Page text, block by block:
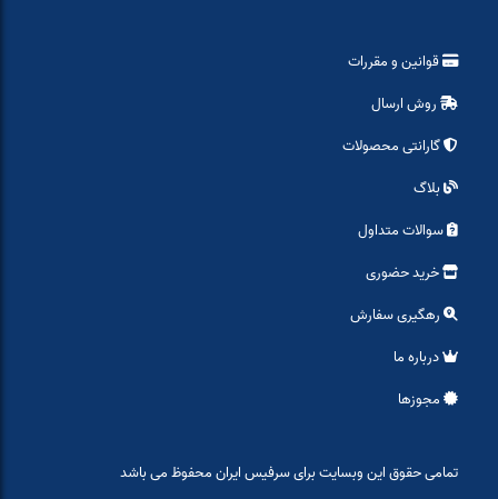
قوانین و مقررات
روش ارسال
گارانتی محصولات
بلاگ
سوالات متداول
خرید حضوری
رهگیری سفارش
درباره ما
مجوزها
تمامی حقوق این وبسایت برای سرفیس ایران محفوظ می باشد